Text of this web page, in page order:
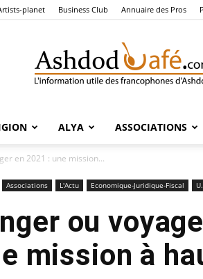
planet Business Club Annuaire des Pros
Café
ALYA ASSOCIATIONS
en 2021 : une mission...
Associations L'Actu Economique-Juridique-Fiscal
ou
mission à